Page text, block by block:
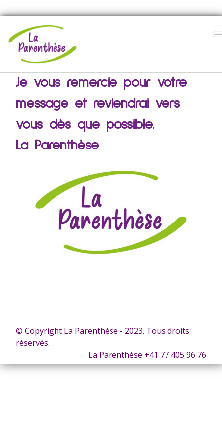
Accueil
Définition
Prestations
Français▼
Je vous remercie pour votre
message et reviendrai vers
vous dès que possible.
La Parenthèse
© Copyright La Parenthèse - 2023. Tous droits
réservés.
La Parenthèse +41 77 405 96 76